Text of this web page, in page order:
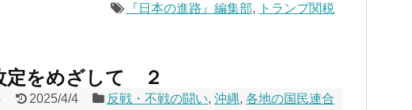
『日本の進路』編集部, トランプ関税
定をめざして ２
2025/4/4 反戦・不戦の闘い, 沖縄, 各地の国民連合